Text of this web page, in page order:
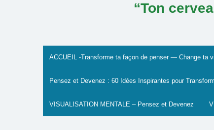
“Ton
ACCUEIL -Transforme ta façon de penser — Change ta
Pensez et Devenez : 60 Idées Inspirantes pour
VISUALISATION MENTALE – Pensez et Devenez